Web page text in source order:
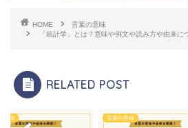
HOME
言葉の意味
「統計学」とは？意味や例文や読み方や由来に
RELATED POST
意味 言葉の意味